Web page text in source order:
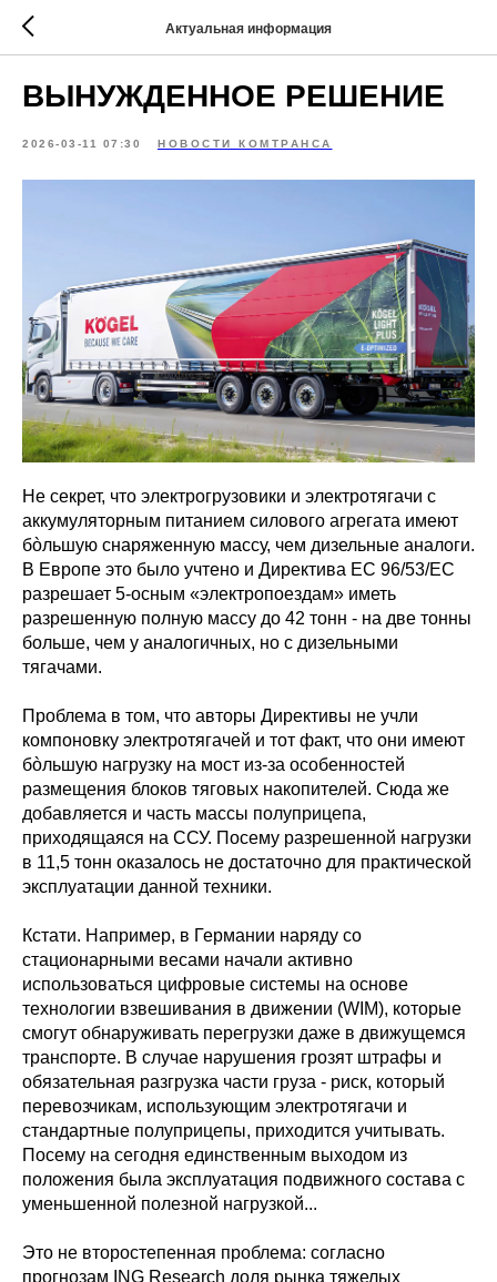
Актуальная информация
ВЫНУЖДЕННОЕ РЕШЕНИЕ
2026-03-11 07:30 НОВОСТИ КОМТРАНСА
Не секрет, что электрогрузовики и электротягачи с
аккумуляторным питанием силового агрегата имеют
бòльшую снаряженную массу, чем дизельные аналоги.
В Европе это было учтено и Директива ЕС 96/53/EC
разрешает 5-осным «электропоездам» иметь
разрешенную полную массу до 42 тонн - на две тонны
больше, чем у аналогичных, но с дизельными
тягачами.
Проблема в том, что авторы Директивы не учли
компоновку электротягачей и тот факт, что они имеют
бòльшую нагрузку на мост из-за особенностей
размещения блоков тяговых накопителей. Сюда же
добавляется и часть массы полуприцепа,
приходящаяся на ССУ. Посему разрешенной нагрузки
в 11,5 тонн оказалось не достаточно для практической
эксплуатации данной техники.
Кстати. Например, в Германии наряду со
стационарными весами начали активно
использоваться цифровые системы на основе
технологии взвешивания в движении (WIM), которые
смогут обнаруживать перегрузки даже в движущемся
транспорте. В случае нарушения грозят штрафы и
обязательная разгрузка части груза - риск, который
перевозчикам, использующим электротягачи и
стандартные полуприцепы, приходится учитывать.
Посему на сегодня единственным выходом из
положения была эксплуатация подвижного состава с
уменьшенной полезной нагрузкой...
Это не второстепенная проблема: согласно
прогнозам ING Research доля рынка тяжелых